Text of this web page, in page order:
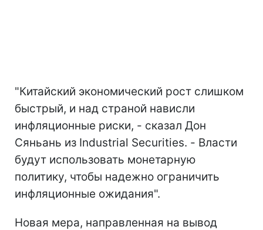
"Китайский экономический рост слишком
быстрый, и над страной нависли
инфляционные риски, - сказал Дон
Сяньань из Industrial Securities. - Власти
будут использовать монетарную
политику, чтобы надежно ограничить
инфляционные ожидания".
Новая мера, направленная на вывод